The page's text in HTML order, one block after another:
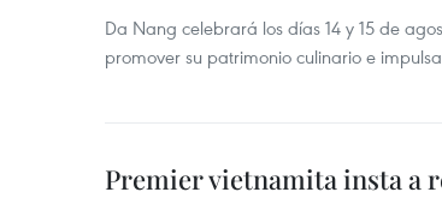
Da Nang celebrará los días 14 y 15 de
promover su patrimonio culinario e
Premier vietnamita insta a